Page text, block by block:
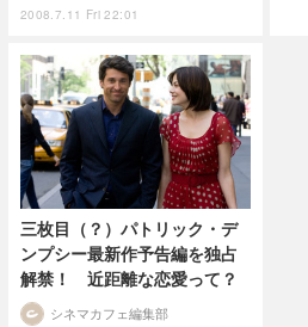
2008.7.11 Fri 22:01
三枚目（？）パトリック・デ
ンプシー最新作予告編を独占
解禁！ 近距離な恋愛って？
シネマカフェ編集部